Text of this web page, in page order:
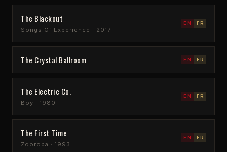
The Blackout
Songs Of Experience · 2017
EN FR
The Crystal Ballroom EN FR
The Electric Co.
Boy · 1980
EN FR
The First Time
Zooropa · 1993
EN FR